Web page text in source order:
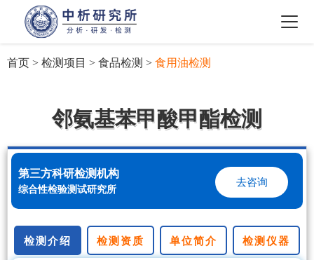
首页 > 检测项目 > 食品检测 > 食用油检测
邻氨基苯甲酸甲酯检测
第三方科研检测机构
综合性检验测试研究所
去咨询
检测介绍 检测资质 单位简介 检测仪器